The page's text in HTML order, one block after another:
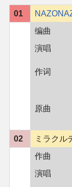
01
编曲
演唱
作词
原曲
02
ミラクル
作曲
演唱